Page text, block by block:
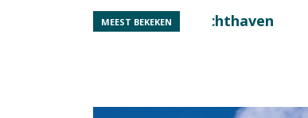
MEEST BEKEKEN
luchthaven
Spaans